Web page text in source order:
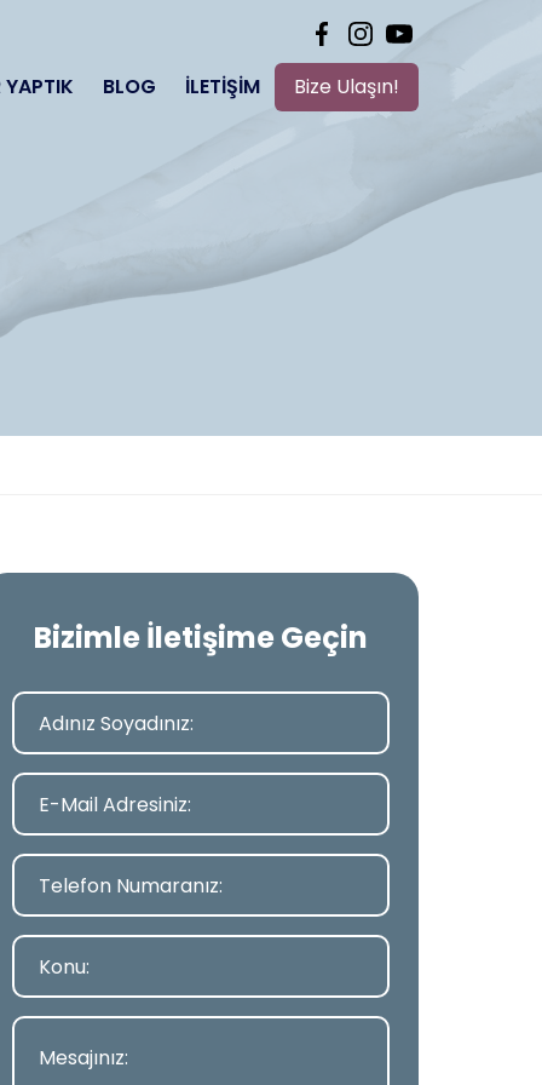
YAPTIK BLOG İLETIŞIM Bize Ulaşın!
Bizimle İletişime Geçin